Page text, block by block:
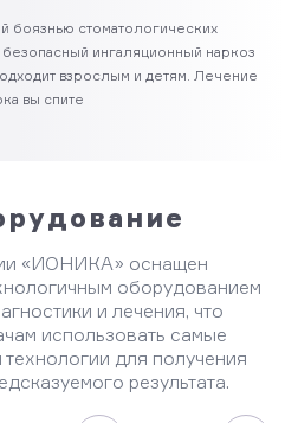
боязнью стоматологических
ингаляционный наркоз
взрослым и детям. Лечение
вы спите
«ИОНИКА» оснащен
оборудованием
и лечения, что
использовать самые
для получения
результата.